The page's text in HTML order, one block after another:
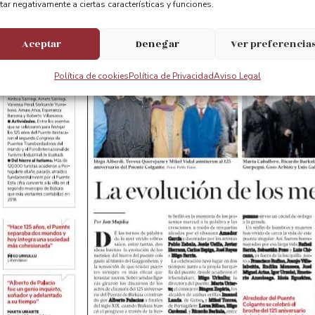
negativamente a ciertas características y funciones.
Aceptar Denegar Ver
Política de cookiesPolítica de PrivacidadAviso Legal